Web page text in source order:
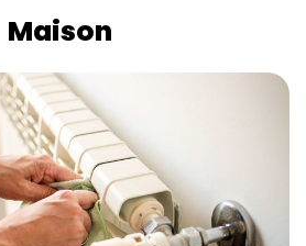
Maison